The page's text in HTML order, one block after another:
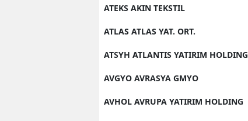
ATEKS AKIN TEKSTIL
ATLAS ATLAS YAT. ORT.
ATSYH ATLANTIS YATIRIM HOLDING
AVGYO AVRASYA GMYO
AVHOL AVRUPA YATIRIM HOLDING